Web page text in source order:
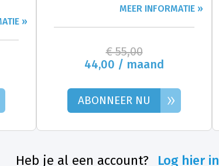
»
MEER INFORMATIE »
€ 55,00
44,00 / maand
ABONNEER NU »
Heb je al een account? Log hier in